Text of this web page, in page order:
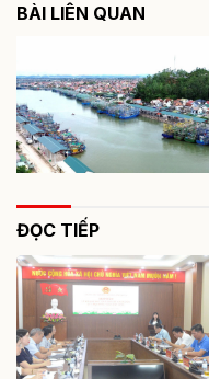
BÀI LIÊN QUAN
ĐỌC TIẾP